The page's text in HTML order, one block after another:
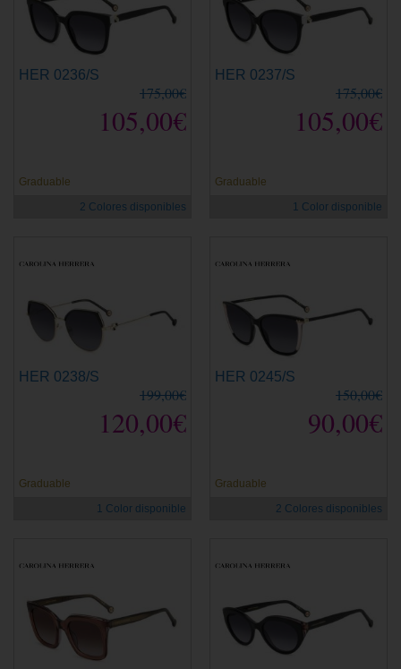
HER 0236/S
175,00€
105,00€
Graduable
2 Colores disponibles
HER 0237/S
175,00€
105,00€
Graduable
1 Color disponible
HER 0238/S
199,00€
120,00€
Graduable
1 Color disponible
HER 0245/S
150,00€
90,00€
Graduable
2 Colores disponibles